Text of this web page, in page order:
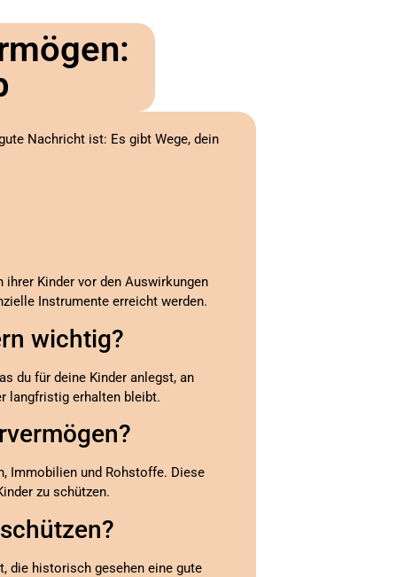
Nachricht ist: Es gibt Wege, dein
Kinder vor den Auswirkungen
Instrumente erreicht werden.
wichtig?
du für deine Kinder anlegst, an
langfristig erhalten bleibt.
Immobilien und Rohstoffe. Diese
zu schützen.
die historisch gesehen eine gute